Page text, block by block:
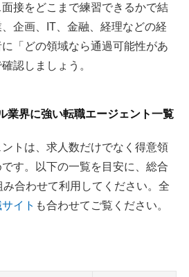
を受ける
整
能力
サーチ力
訳が必要
よくある質問
トはどこがいいですか？
転職におすすめの転職エージェント
接をどこまで練習できるかで結
企画、IT、金融、経理などの経
「どの領域なら通過可能性があ
認しましょう。
業界に強い転職エージェント一覧
トは、求人数だけでなく得意領
す。以下の一覧を目安に、総合
合わせて利用してください。全
イト も合わせてご覧ください。